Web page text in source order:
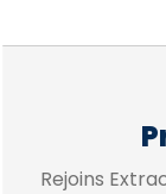
Rejoins